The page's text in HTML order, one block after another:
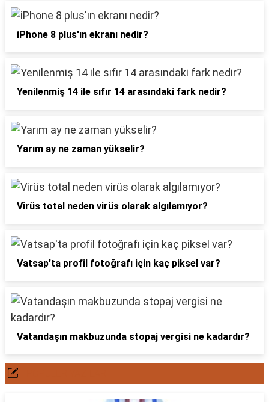
iPhone 8 plus'ın ekranı nedir?
Yenilenmiş 14 ile sıfır 14 arasındaki fark nedir?
Yarım ay ne zaman yükselir?
Virüs total neden virüs olarak algılamıyor?
Vatsap'ta profil fotoğrafı için kaç piksel var?
Vatandaşın makbuzunda stopaj vergisi ne kadardır?